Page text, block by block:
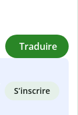
Traduire
S’inscrire